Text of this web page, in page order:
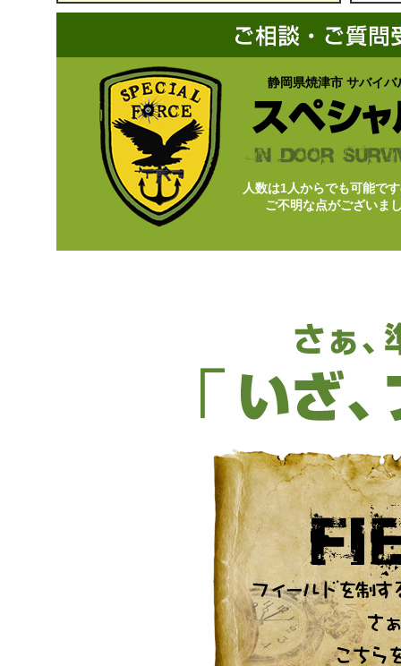
静岡県焼津市 サバイ
人数は1人からでも可能で
ご不明な点がございま